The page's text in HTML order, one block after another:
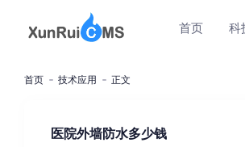
首页 科
首页 技术应用 正文
医院外墙防水多少钱